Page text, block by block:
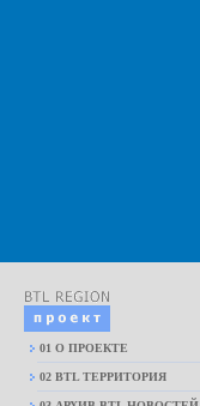
01 О ПРОЕКТЕ
02 BTL ТЕРРИТОРИЯ